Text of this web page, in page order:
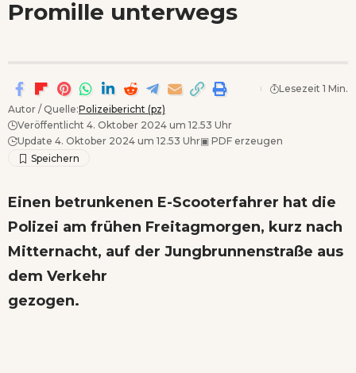
Promille unterwegs
Autor / Quelle:Polizeibericht (pz)
Veröffentlicht 4. Oktober 2024 um 12.53 Uhr
Update 4. Oktober 2024 um 12.53 Uhr▣ PDF erzeugen
Lesezeit 1 Min.
Einen betrunkenen E-Scooterfahrer hat die
Polizei am frühen Freitagmorgen, kurz nach
Mitternacht, auf der Jungbrunnenstraße aus
dem Verkehr
gezogen.